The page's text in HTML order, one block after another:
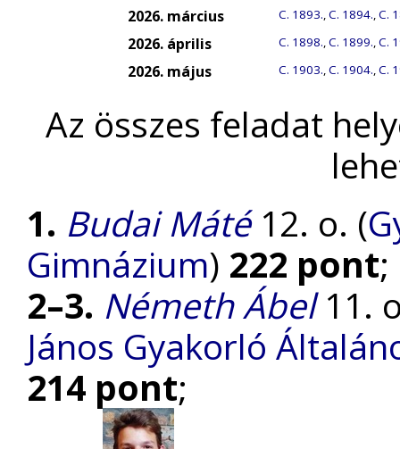
2026. március C. 1893.,C. 1894.,C.
2026. április C. 1898.,C. 1899.,C.
2026. május C. 1903.,C. 1904.,C.
Az összes feladat
1. Budai Máté12. o. (
Gimnázium) 222 pont;
2–3. Németh Ábel11.
János Gyakorló
214 pont;